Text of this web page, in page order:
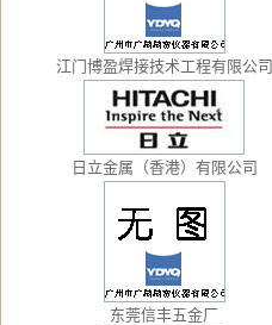
江门博盈焊接技术工程有限公司
日立金属（香港）有限公司
东莞信丰五金厂